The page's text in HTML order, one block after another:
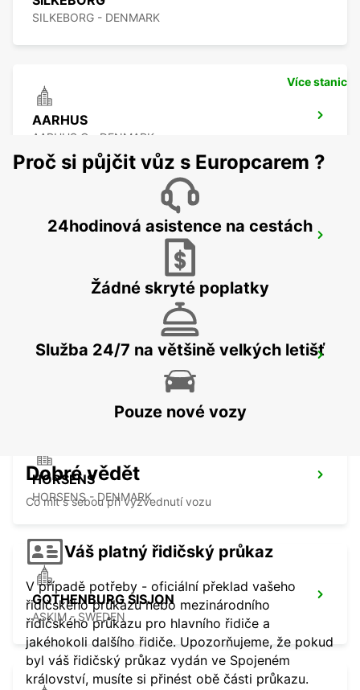
SILKEBORG - DENMARK
AARHUS
AARHUS C - DENMARK
HERNING
HORSENS
HORSENS - DENMARK
GOTHENBURG SISJON
ASKIM - SWEDEN
Více stanic
Proč si půjčit vůz s Europcarem ?
24hodinová asistence na cestách
Žádné skryté poplatky
Služba 24/7 na většině velkých letišť
Pouze nové vozy
Dobré vědět
Co mít s sebou při vyzvednutí vozu
Váš platný řidičský průkaz
V případě potřeby - oficiální překlad vašeho
řidičského průkazu nebo mezinárodního
řidičského průkazu pro hlavního řidiče a
jakéhokoli dalšího řidiče. Upozorňujeme, že pokud
byl váš řidičský průkaz vydán ve Spojeném
království, musíte si přinést obě části průkazu.